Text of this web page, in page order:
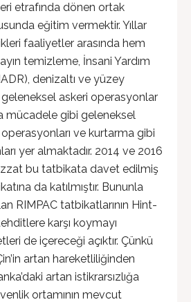
etrafında dönen ortak
eğitim vermektir. Yıllar
faaliyetler arasında hem
temizleme, İnsani Yardım
denizaltı ve yüzey
askeri operasyonlar
mücadele gibi geleneksel
ve kurtarma gibi
yer almaktadır. 2014 ve 2016
bu tatbikata davet edilmiş
da katılmıştır. Bununla
RIMPAC tatbikatlarının Hint-
karşı koymayı
de içereceği açıktır. Çünkü
artan hareketliliğinden
artan istikrarsızlığa
ortamının mevcut